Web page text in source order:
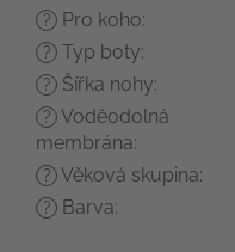
? Pro koho:
? Typ boty:
? Šířka nohy:
? Voděodolná
membrána:
? Věková skupina:
? Barva: